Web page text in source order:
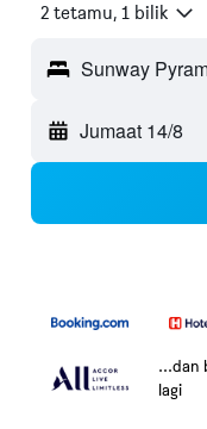
2 tetamu, 1 bilik
Jumaat 14/8
...dan
lagi